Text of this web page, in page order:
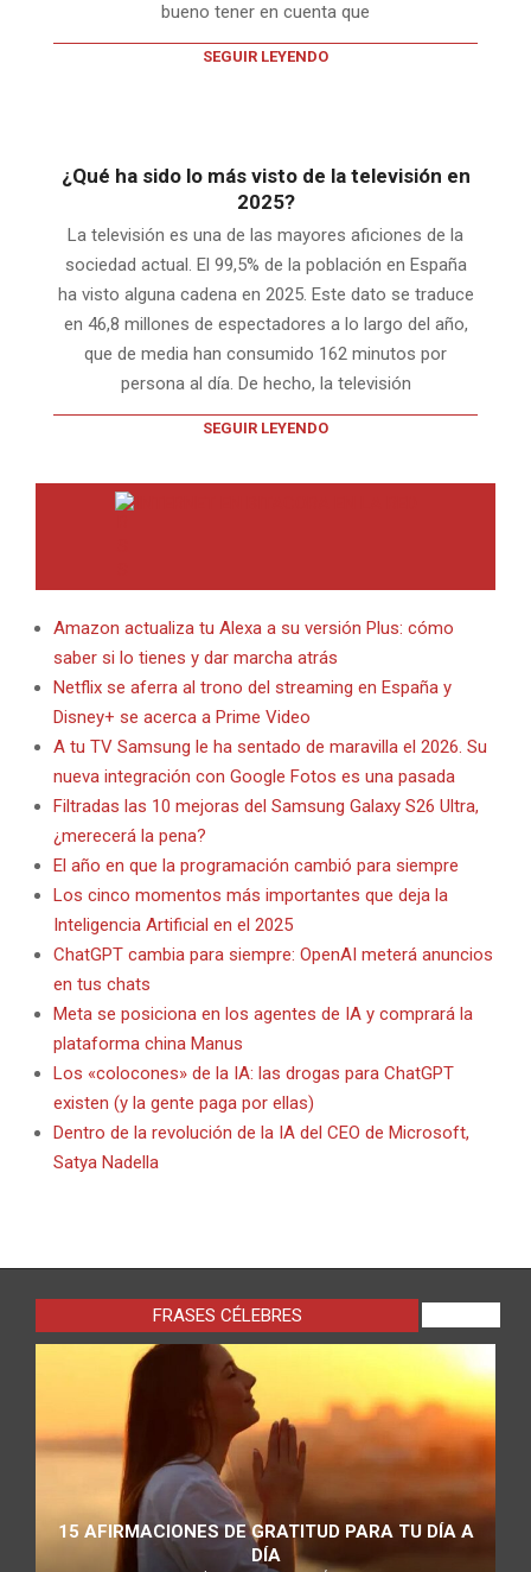
bueno tener en cuenta que
SEGUIR LEYENDO
¿Qué ha sido lo más visto de la televisión en
2025?
La televisión es una de las mayores aficiones de la
sociedad actual. El 99,5% de la población en España
ha visto alguna cadena en 2025. Este dato se traduce
en 46,8 millones de espectadores a lo largo del año,
que de media han consumido 162 minutos por
persona al día. De hecho, la televisión
SEGUIR LEYENDO
Amazon actualiza tu Alexa a su versión Plus: cómo
saber si lo tienes y dar marcha atrás
Netflix se aferra al trono del streaming en España y
Disney+ se acerca a Prime Video
A tu TV Samsung le ha sentado de maravilla el 2026. Su
nueva integración con Google Fotos es una pasada
Filtradas las 10 mejoras del Samsung Galaxy S26 Ultra,
¿merecerá la pena?
El año en que la programación cambió para siempre
Los cinco momentos más importantes que deja la
Inteligencia Artificial en el 2025
ChatGPT cambia para siempre: OpenAI meterá anuncios
en tus chats
Meta se posiciona en los agentes de IA y comprará la
plataforma china Manus
Los «colocones» de la IA: las drogas para ChatGPT
existen (y la gente paga por ellas)
Dentro de la revolución de la IA del CEO de Microsoft,
Satya Nadella
FRASES CÉLEBRES
15 AFIRMACIONES DE GRATITUD PARA TU DÍA A
DÍA